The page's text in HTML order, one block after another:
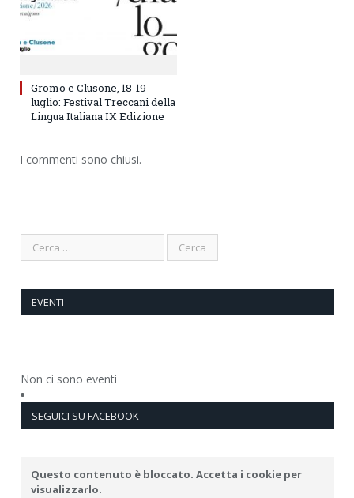
Gromo e Clusone, 18-19
luglio: Festival Treccani della
Lingua Italiana IX Edizione
I commenti sono chiusi.
EVENTI
Non ci sono eventi
SEGUICI SU FACEBOOK
Questo contenuto è bloccato. Accetta i cookie per
visualizzarlo.